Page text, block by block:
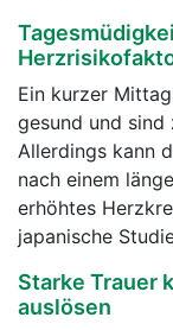
Ein kurzer
gesund und
Allerdings kann
nach einem
erhöhtes
japanische
Starke Trauer
auslösen